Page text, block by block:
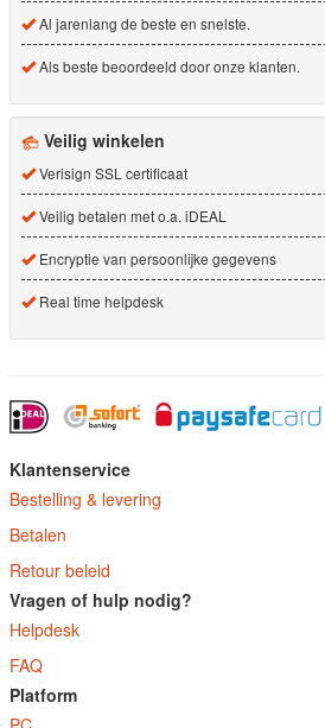
Al jarenlang de beste en snelste.
Als beste beoordeeld door onze klanten.
Veilig winkelen
Verisign SSL certificaat
Veilig betalen met o.a. iDEAL
Encryptie van persoonlijke gegevens
Real time helpdesk
Klantenservice
Bestelling & levering
Betalen
Retour beleid
Vragen of hulp nodig?
Helpdesk
FAQ
Platform